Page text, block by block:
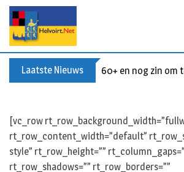
p
Laatste Nieuws 60+ en nog zin om
[vc_row
rt_row_content_width=”default”
style” rt_row_height=””
rt_row_shadows=”” rt_row_borders=””